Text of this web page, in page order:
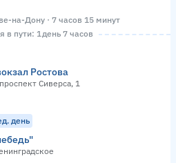
на-Дону · 7 часов 15 минут
пути: 1 день 7 часов
Ростова
Сиверса, 1
день